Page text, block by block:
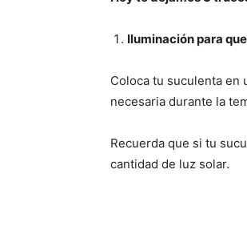
Iluminación para
Coloca tu suculenta en
necesaria durante la
Recuerda que si tu
cantidad de luz solar.